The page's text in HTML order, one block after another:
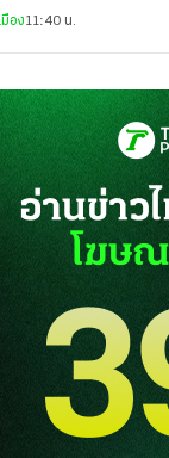
ธาน กสทช.
อง11:40 น.